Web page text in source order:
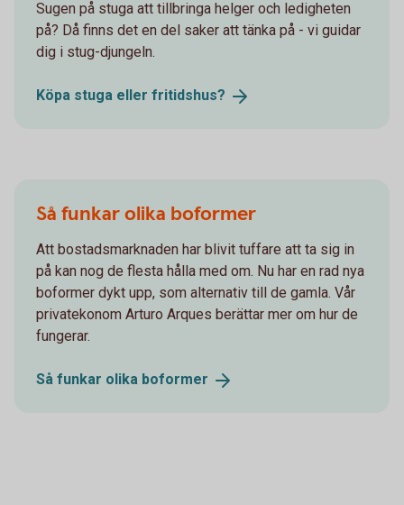
Sugen på stuga att tillbringa helger och ledigheten
på? Då finns det en del saker att tänka på - vi guidar
dig i stug-djungeln.
Köpa stuga eller fritidshus?
Så funkar olika boformer
Att bostadsmarknaden har blivit tuffare att ta sig in
på kan nog de flesta hålla med om. Nu har en rad nya
boformer dykt upp, som alternativ till de gamla. Vår
privatekonom Arturo Arques berättar mer om hur de
fungerar.
Så funkar olika boformer